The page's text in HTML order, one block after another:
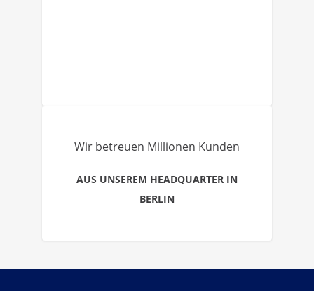
Wir betreuen Millionen Kunden
AUS UNSEREM HEADQUARTER IN
BERLIN